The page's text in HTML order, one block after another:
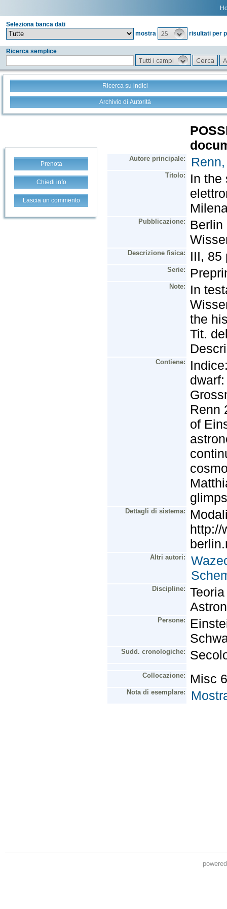
Seleziona banca dati
mostra
25 risultati per
Ricerca semplice
Tutti i campi
Ricerca su indici
Archivio di Autorità
Prenota
Chiedi info
Lascia un commento